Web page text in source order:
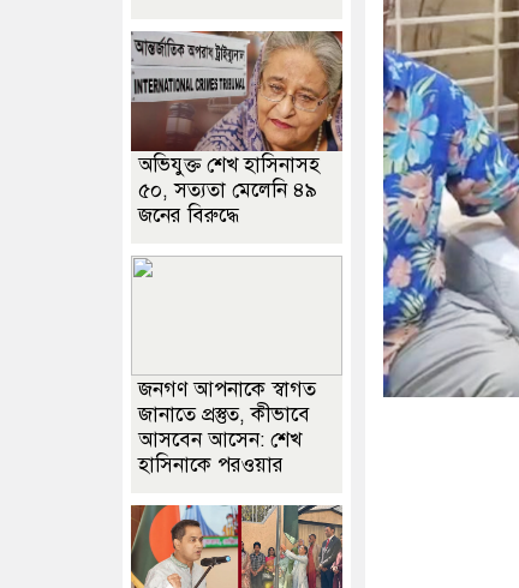
অভিযুক্ত শেখ হাসিনাসহ
৫০, সত্যতা মেলেনি ৪৯
জনের বিরুদ্ধে
জনগণ আপনাকে স্বাগত
জানাতে প্রস্তুত, কীভাবে
আসবেন আসেন: শেখ
হাসিনাকে পরওয়ার